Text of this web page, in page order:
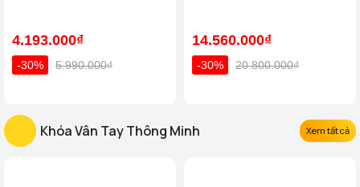
4.193.000₫
-30% 5.990.000₫
14.560.000₫
-30% 20.800.000₫
Khóa Vân Tay Thông Minh Xem tất cả